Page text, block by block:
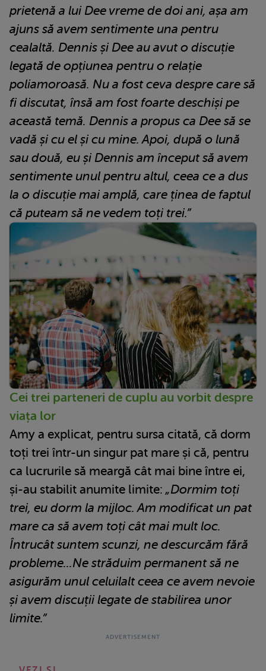
prietenă a lui Dee vreme de doi ani, așa am
ajuns să avem sentimente una pentru
cealaltă. Dennis și Dee au avut o discuție
legată de opțiunea pentru o relație
poliamoroasă. Nu a fost ceva despre care să
fi discutat, însă am fost foarte deschiși pe
această temă. Dennis a propus ca Dee să se
vadă și cu el și cu mine. Apoi, după o lună
sau două, eu și Dennis am început să avem
sentimente unul pentru altul, ceea ce a dus
la o discuție mai amplă, care ținea de faptul
că puteam să ne vedem toți trei.”
Cei trei parteneri de cuplu au vorbit despre
viața lor
Amy a explicat, pentru sursa citată, că dorm
toți trei într-un singur pat mare și că, pentru
ca lucrurile să meargă cât mai bine între ei,
și-au stabilit anumite limite: „Dormim toți
trei, eu dorm la mijloc. Am modificat un pat
mare ca să avem toți cât mai mult loc.
Întrucât suntem scunzi, ne descurcăm fără
probleme...Ne străduim permanent să ne
asigurăm unul celuilalt ceea ce avem nevoie
și avem discuții legate de stabilirea unor
limite.”